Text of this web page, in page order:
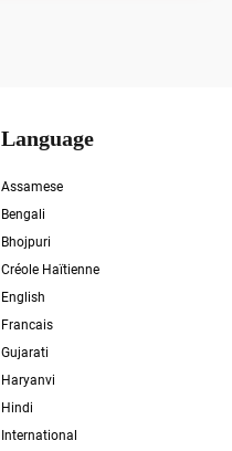
Language
Assamese
Bengali
Bhojpuri
Créole Haïtienne
English
Francais
Gujarati
Haryanvi
Hindi
International